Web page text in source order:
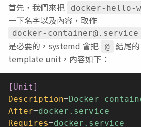
首先，我們來把
docker-hello-
一下名字以及內容，取作
docker-container@.service
是必要的，systemd 會把 @
結尾
template unit，內容如下：
[Unit]
Description=Docker
After=docker.service
Requires=docker.service